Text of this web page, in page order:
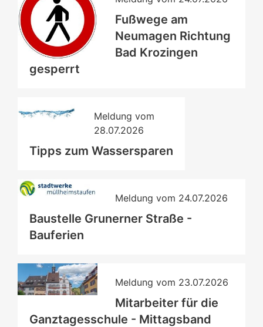
Fußwege am
Neumagen Richtung
Bad Krozingen
gesperrt
Meldung vom
28.07.2026
Tipps zum Wassersparen
Meldung vom 24.07.2026
Baustelle Grunerner Straße -
Bauferien
Meldung vom 23.07.2026
Mitarbeiter für die
Ganztagesschule - Mittagsband